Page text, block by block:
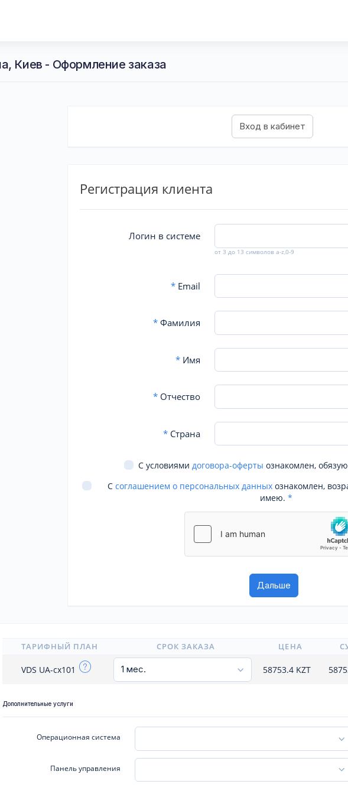
Киев - Оформление заказа
Регистрация клиента
Логин в системе
от 3 до 13 символов a-z,0-9
*Email
*Фамилия
*Имя
*Отчество
*Страна
С условиями договора-оферты ознакомлен,
С соглашением о персональных данных ознакомлен,
имею. *
ТАРИФНЫЙ ПЛАН СРОК ЗАКАЗА ЦЕНА
VDS UA-cx101 58753.4 KZT
Дополнительные услуги
Операционная система
Панель управления